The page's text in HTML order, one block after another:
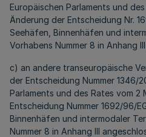
Europäischen Parlaments und
Änderung der Entscheidung Nr.
Seehäfen, Binnenhäfen und
Vorhabens Nummer 8 in Anhang
c) an andere transeuropäische
der Entscheidung Nummer 1346/
Parlaments und des Rates vom 2
Entscheidung Nummer 1692/96/
Binnenhäfen und intermodaler
Nummer 8 in Anhang III